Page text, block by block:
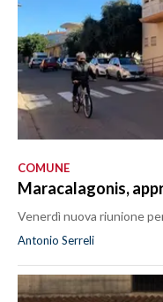
COMUNE
Maracalagonis,
Venerdì nuova riunione
Antonio Serreli